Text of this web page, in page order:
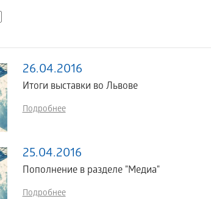
26.04.2016
Итоги выставки во Львове
Подробнее
25.04.2016
Пополнение в разделе "Медиа"
Подробнее